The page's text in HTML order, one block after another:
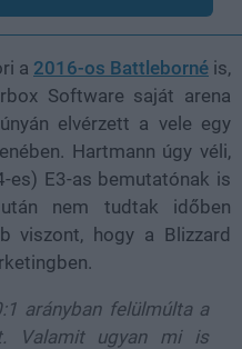
a 2016-os Battleborné is,
Software saját arena
elvérzett a vele egy
Hartmann úgy véli,
es) E3-as bemutatónak is
nem tudtak időben
viszont, hogy a Blizzard
arányban felülmúlta a
Valamit ugyan mi is